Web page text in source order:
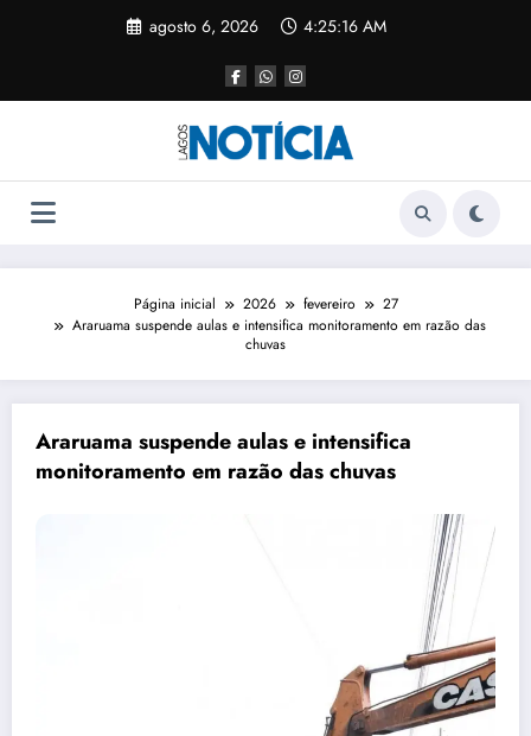
agosto 6, 2026 4:25:16 AM
Página inicial 2026 fevereiro
27
Araruama suspende aulas e intensifica monitoramento em razão das
chuvas
Araruama suspende aulas e intensifica
monitoramento em razão das chuvas